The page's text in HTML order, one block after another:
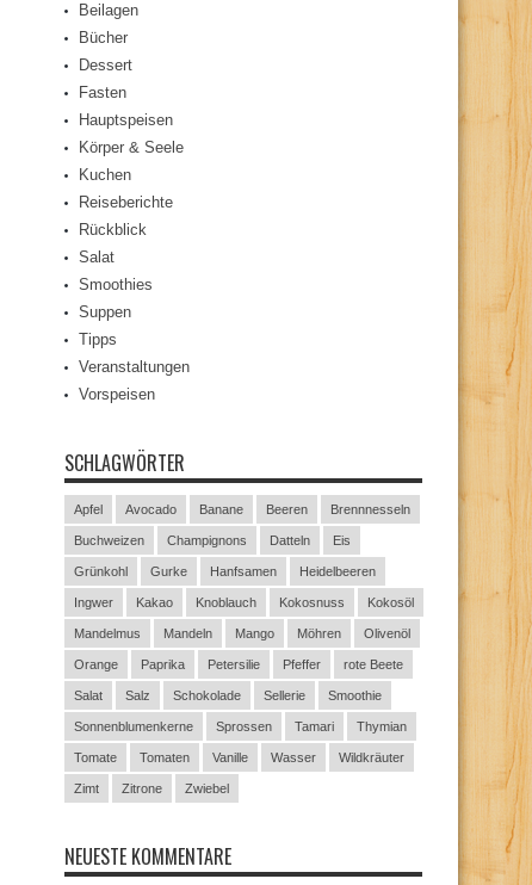
Beilagen
Bücher
Dessert
Fasten
Hauptspeisen
Körper & Seele
Kuchen
Reiseberichte
Rückblick
Salat
Smoothies
Suppen
Tipps
Veranstaltungen
Vorspeisen
SCHLAGWÖRTER
Apfel Avocado Banane Beeren Brennnesseln
Buchweizen Champignons Datteln Eis
Grünkohl Gurke Hanfsamen Heidelbeeren
Ingwer Kakao Knoblauch Kokosnuss Kokosöl
Mandelmus Mandeln Mango Möhren Olivenöl
Orange Paprika Petersilie Pfeffer rote Beete
Salat Salz Schokolade Sellerie Smoothie
Sonnenblumenkerne Sprossen Tamari Thymian
Tomate Tomaten Vanille Wasser Wildkräuter
Zimt Zitrone Zwiebel
NEUESTE KOMMENTARE